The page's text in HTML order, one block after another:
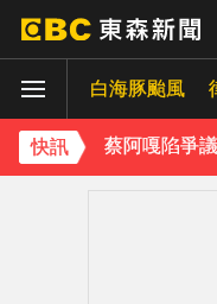
白海豚颱風
快訊